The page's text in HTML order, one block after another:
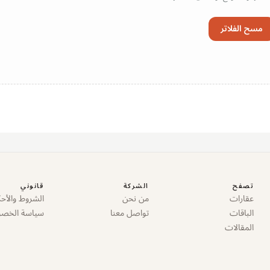
مسح الفلاتر
تصفح
عقارات
الباقات
المقالات
الشركة
من نحن
تواصل معنا
قانوني
الشروط
سياسة